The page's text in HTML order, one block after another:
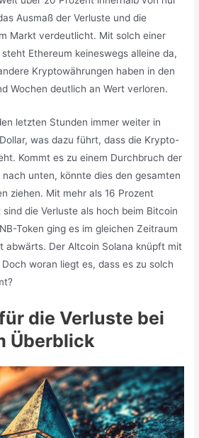
Ausmaß der Verluste und die
Markt verdeutlicht. Mit solch einer
Ethereum keineswegs alleine da,
Kryptowährungen haben in den
Wochen deutlich an Wert verloren.
letzten Stunden immer weiter in
was dazu führt, dass die Krypto-
Kommt es zu einem Durchbruch der
unten, könnte dies den gesamten
ziehen. Mit mehr als 16 Prozent
die Verluste als hoch beim Bitcoin
Token ging es im gleichen Zeitraum
abwärts. Der Altcoin Solana knüpft mit
woran liegt es, dass es zu solch
die Verluste bei
Überblick